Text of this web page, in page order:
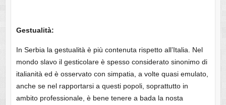
Gestualità:
In Serbia la gestualità è più contenuta rispetto all’Italia. Nel
mondo slavo il gesticolare è spesso considerato sinonimo di
italianità ed è osservato con simpatia, a volte quasi emulato,
anche se nel rapportarsi a questi popoli, soprattutto in
ambito professionale, è bene tenere a bada la nosta